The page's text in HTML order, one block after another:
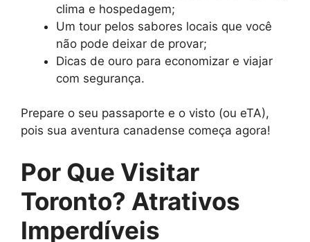
clima e hospedagem;
Um tour pelos sabores locais que você
não pode deixar de provar;
Dicas de ouro para economizar e viajar
com segurança.
Prepare o seu passaporte e o visto (ou eTA),
pois sua aventura canadense começa agora!
Por Que Visitar
Toronto? Atrativos
Imperdíveis